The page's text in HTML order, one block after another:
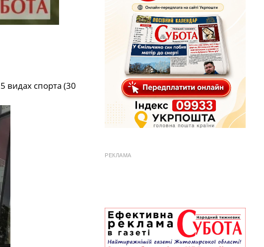
видах спорта (30
РЕКЛАМА